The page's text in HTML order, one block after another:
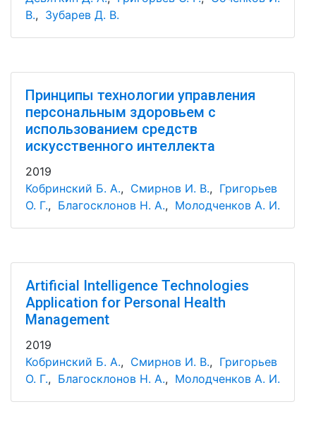
В., Зубарев Д. В.
Принципы технологии управления
персональным здоровьем с
использованием средств
искусственного интеллекта
2019
Кобринский Б. А., Смирнов И. В., Григорьев
О. Г., Благосклонов Н. А., Молодченков А. И.
Artificial Intelligence Technologies
Application for Personal Health
Management
2019
Кобринский Б. А., Смирнов И. В., Григорьев
О. Г., Благосклонов Н. А., Молодченков А. И.